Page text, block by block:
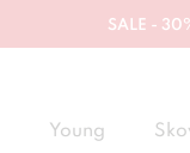
SALE -
Young